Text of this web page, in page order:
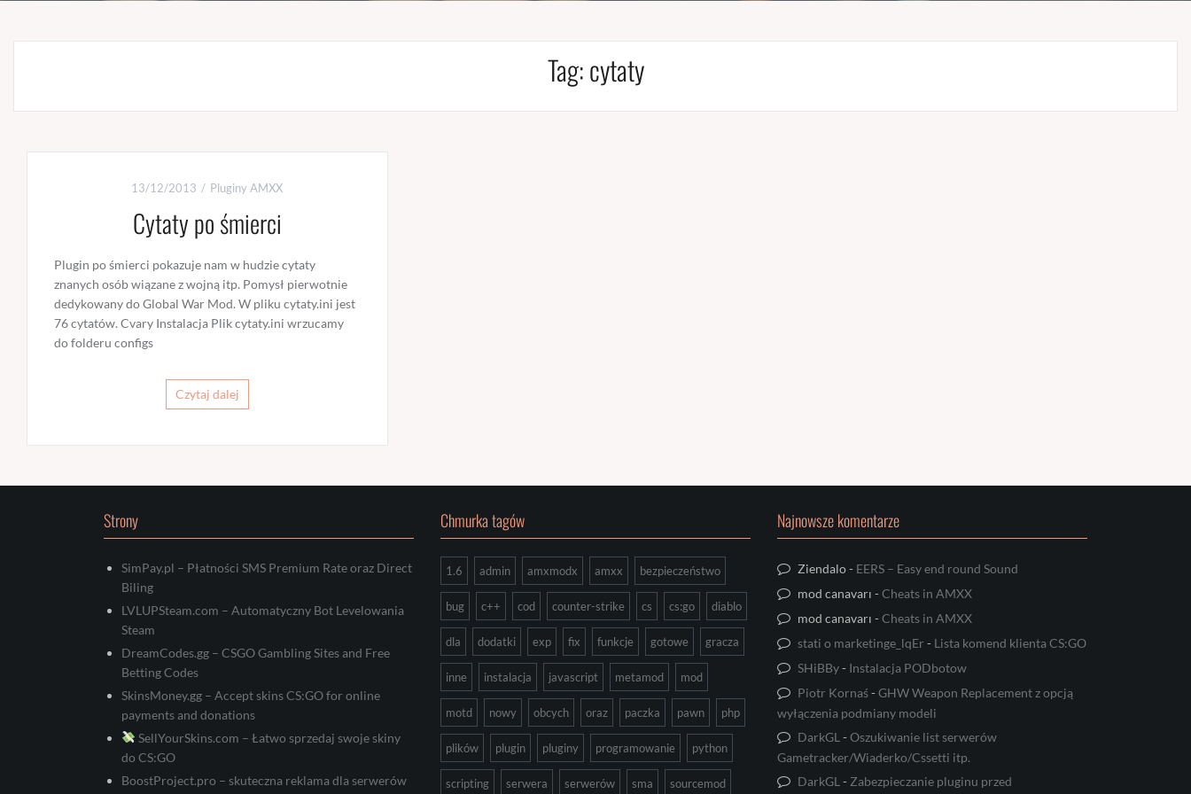
Tag:cytaty
13/12/2013 Pluginy AMXX
Cytaty po śmierci
Plugin po śmierci pokazuje nam w hudzie cytaty
znanych osób wiązane z wojną itp. Pomysł pierwotnie
dedykowany do Global War Mod. W pliku cytaty.ini jest
76 cytatów. Cvary Instalacja Plik cytaty.ini wrzucamy
do folderu configs
Czytaj dalej
Strony
SimPay.pl – Płatności SMS Premium Rate oraz Direct
Biling
LVLUPSteam.com – Automatyczny Bot Levelowania
Steam
DreamCodes.gg – CSGO Gambling Sites and Free
Betting Codes
SkinsMoney.gg – Accept skins CS:GO for online
payments and donations
SellYourSkins.com – Łatwo sprzedaj swoje skiny
do CS:GO
BoostProject.pro – skuteczna reklama dla serwerów
Chmurka tagów
1.6 admin amxmodx amxx bezpieczeństwo
bug c++ cod counter-strike cs cs:go diablo
dla dodatki exp fix funkcje gotowe gracza
inne instalacja javascript metamod mod
motd nowy obcych oraz paczka pawn php
plików plugin pluginy programowanie python
scripting serwera serwerów sma sourcemod
Najnowsze komentarze
Ziendalo- EERS – Easy end round Sound
mod canavarı -Cheats in AMXX
mod canavarı -Cheats in AMXX
stati o marketinge_lqEr - Lista komend klienta CS:GO
SHiBBy- Instalacja PODbotow
Piotr Kornaś-GHW Weapon Replacement z opcją
wyłączenia podmiany modeli
DarkGL -Oszukiwanie list serwerów
Gametracker/Wiaderko/Cssetti itp.
DarkGL - Zabezpieczanie pluginu przed